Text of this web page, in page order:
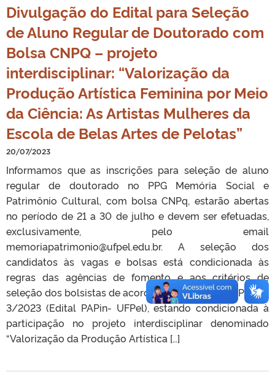
Divulgação do Edital para Seleção
de Aluno Regular de Doutorado com
Bolsa CNPQ – projeto
interdisciplinar: “Valorização da
Produção Artística Feminina por Meio
da Ciência: As Artistas Mulheres da
Escola de Belas Artes de Pelotas”
20/07/2023
Informamos que as inscrições para seleção de aluno
regular de doutorado no PPG Memória Social e
Patrimônio Cultural, com bolsa CNPq, estarão abertas
no período de 21 a 30 de julho e devem ser efetuadas,
exclusivamente, pelo email
memoriapatrimonio@ufpel.edu.br. A seleção dos
candidatos às vagas e bolsas está condicionada às
regras das agências de fomento e aos critérios de
seleção dos bolsistas de acordo com o edital PRPPG No.
3/2023 (Edital PAPin- UFPel), estando condicionada à
participação no projeto interdisciplinar denominado
“Valorização da Produção Artística […]